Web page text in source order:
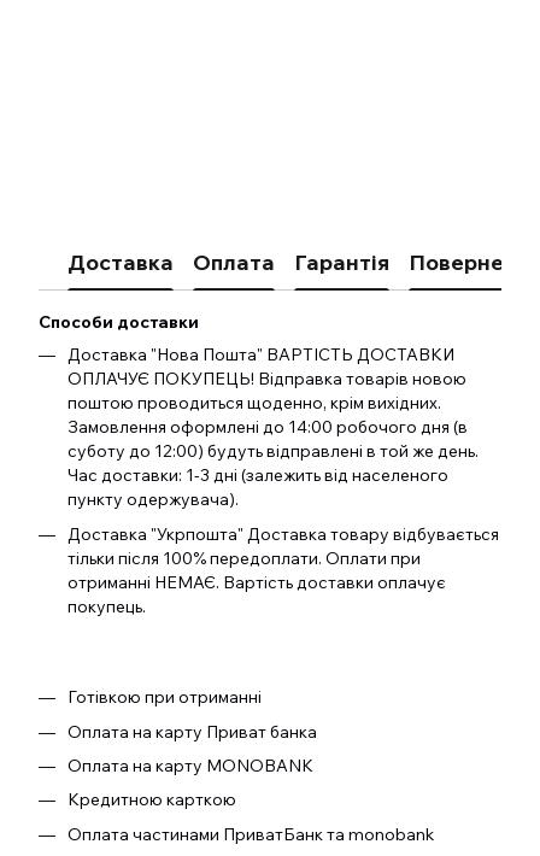
Доставка Оплата Гарантія
Способи доставки
Доставка "Нова Пошта" ВАРТІСТЬ ДОСТАВКИ
ОПЛАЧУЄ ПОКУПЕЦЬ! Відправка товарів новою
поштою проводиться щоденно, крім вихідних.
Замовлення оформлені до 14:00 робочого дня (в
суботу до 12:00) будуть відправлені в той же день.
Час доставки: 1-3 дні (залежить від населеного
пункту одержувача).
Доставка "Укрпошта" Доставка товару відбувається
тільки після 100% передоплати. Оплати при
отриманні НЕМАЄ. Вартість доставки оплачує
покупець.
Готівкою при отриманні
Оплата на карту Приват банка
Оплата на карту MONOBANK
Кредитною карткою
Оплата частинами ПриватБанк та monobank